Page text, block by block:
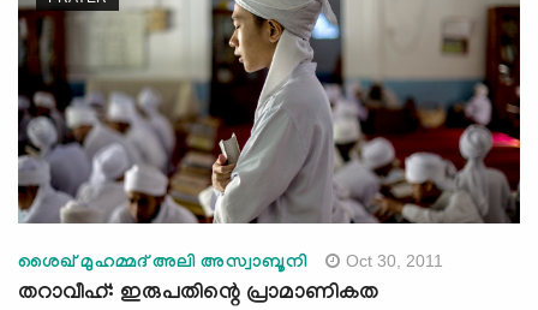
ശൈഖ് മുഹമ്മദ് അലി അസ്വാബൂനി Oct 30, 2011
തറാവീഹ്: ഇരുപതിന്റെ പ്രാമാണികത